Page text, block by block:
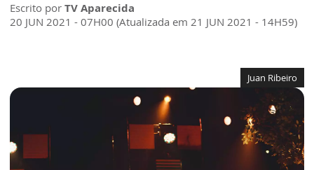
Escrito por TV Aparecida
20 JUN 2021 - 07H00 (Atualizada em 21 JUN 2021 - 14H59)
Juan Ribeiro